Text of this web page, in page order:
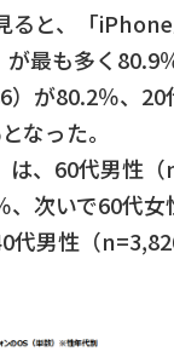
ると、「
が最も多く80.9
）が80.2％、
なった。
は、60代男性
、次いで60代女
代男性（